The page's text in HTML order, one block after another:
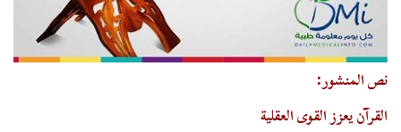
نص المنشور:
القرآن يعزز القوى العقلية